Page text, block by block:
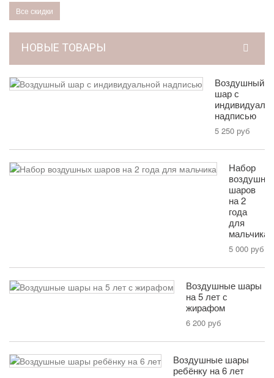
Все скидки
НОВЫЕ ТОВАРЫ
Воздушный
шар с
надписью
5 250 руб
Набор
шаров
на 2
года
для
мальчика
5 000 руб
Воздушные шары
на 5 лет с
жирафом
6 200 руб
Воздушные шары
ребёнку на 6 лет